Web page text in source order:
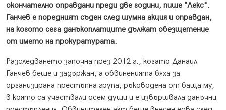
окончателно оправдани преди две години, пише "Лекс".
Ганчев е поредният съден след шумна акция и оправдан,
на когото сега данъкоплатците дължат обезщетение
от името на прокуратурата.
Разследването започна през 2012 г., когато Данаил
Ганчев беше и задържан, а обвиненията бяха за
организирана престъпна група, ръководена от баща му,
в която са участвали осем души и е извършвала данъчни